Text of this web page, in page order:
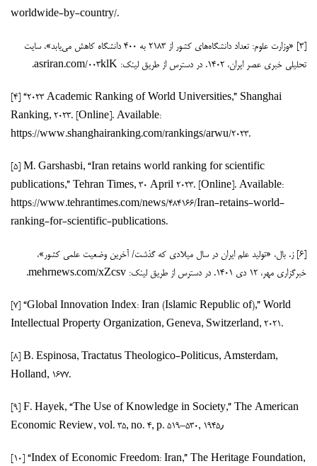
worldwide-by-country/.
[۳] «وزارت علوم: تعداد دانشگاه‌های کشور از ۲۱۸۳ به ۴۰۰ دانشگاه کاهش می‌یابد»، سایت
تحلیلی خبری عصر ایران، ۱۴۰۲. در دسترس از طریق لینک: asriran.com/003klK.
[۴] “۲۰۲۳ Academic Ranking of World Universities,” Shanghai
Ranking, 2023. [Online]. Available:
https://www.shanghairanking.com/rankings/arwu/2023.
[۵] M. Garshasbi, “Iran retains world ranking for scientific
publications,” Tehran Times, 30 April 2023. [Online]. Available:
https://www.tehrantimes.com/news/484166/Iran-retains-world-
ranking-for-scientific-publications.
[۶] ز. بال، «تولید علم ایران در سال میلادی که گذشت/ آخرین وضعیت علمی کشور»،
خبرگزاری مهر، ۱۲ دی ۱۴۰۱. در دسترس از طریق لینک: mehrnews.com/xZcsv.
[۷] “Global Innovation Index: Iran (Islamic Republic of),” World
Intellectual Property Organization, Geneva, Switzerland, 2021.
[۸] B. Espinosa, Tractatus Theologico-Politicus, Amsterdam,
Holland, 1677.
[۹] F. Hayek, “The Use of Knowledge in Society,” The American
Economic Review, vol. 35, no. 4, p. 519–۵۳۰, ۱۹۴۵٫
[۱۰] “Index of Economic Freedom: Iran,” The Heritage Foundation,